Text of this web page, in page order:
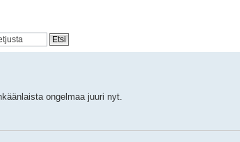
ongelmaa juuri nyt.